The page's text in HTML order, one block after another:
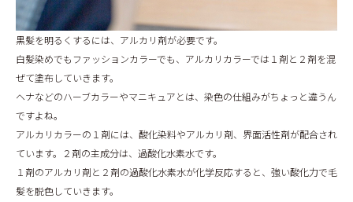
黒髪を明るくするには、アルカリ剤が必要です。
白髪染めでもファッションカラーでも、アルカリカラーでは１剤と２剤を混
ぜて塗布していきます。
ヘナなどのハーブカラーやマニキュアとは、染色の仕組みがちょっと違うん
ですよね。
アルカリカラーの１剤には、酸化染料やアルカリ剤、界面活性剤が配合され
ています。２剤の主成分は、過酸化水素水です。
１剤のアルカリ剤と２剤の過酸化水素水が化学反応すると、強い酸化力で毛
髪を脱色していきます。